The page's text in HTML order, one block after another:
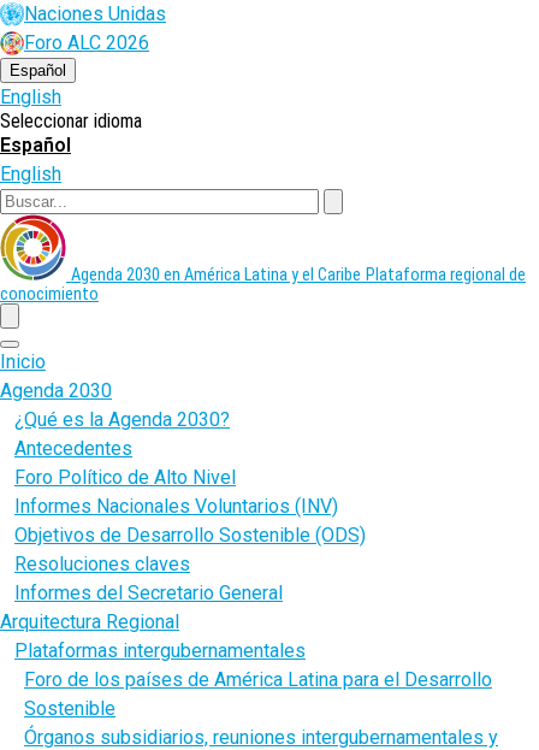
Pasar
al
contenido
principal
Naciones Unidas
Foro ALC 2026
Español
English
Seleccionar idioma
Español
English
Agenda 2030 en América Latina y el Caribe Plataforma regional de
conocimiento
menu
Inicio
Agenda 2030
¿Qué es la Agenda 2030?
Antecedentes
Foro Político de Alto Nivel
Informes Nacionales Voluntarios (INV)
Objetivos de Desarrollo Sostenible (ODS)
Resoluciones claves
Informes del Secretario General
Arquitectura Regional
Plataformas intergubernamentales
Foro de los países de América Latina para el Desarrollo
Sostenible
Órganos subsidiarios, reuniones intergubernamentales y